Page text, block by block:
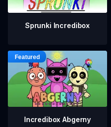
Sprunki Incredibox
Incredibox Abgerny